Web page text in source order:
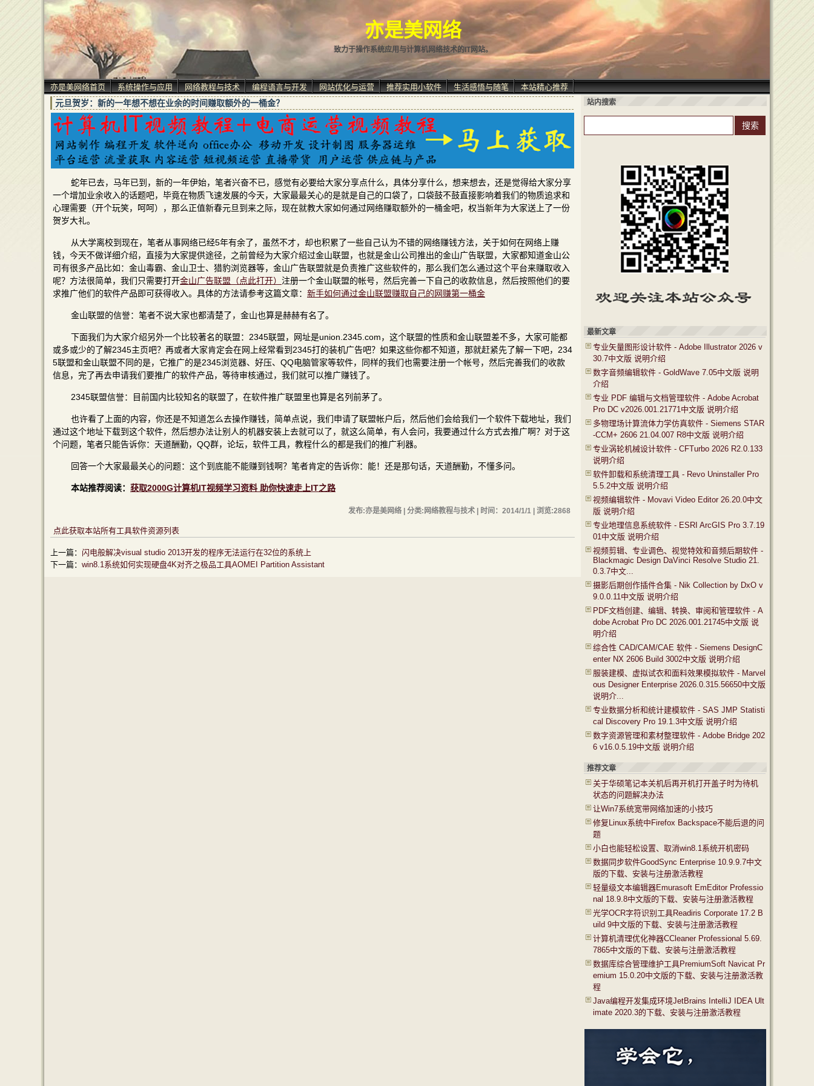
亦是美网络
致力于操作系统应用与计算机网络技术的IT网站。
亦是美网络首页 系统操作与应用 网络教程与技术 编程语言与开发 网站优化与运营 推荐实用小软件 生活感悟与随笔 本站精心推荐
站内搜索
最新文章
专业矢量图形设计软件 - Adobe Illustrator 2026 v
30.7中文版 说明介绍
数字音频编辑软件 - GoldWave 7.05中文版 说明
介绍
专业 PDF 编辑与文档管理软件 - Adobe Acrobat
Pro DC v2026.001.21771中文版 说明介绍
多物理场计算流体力学仿真软件 - Siemens STAR
-CCM+ 2606 21.04.007 R8中文版 说明介绍
专业涡轮机械设计软件 - CFTurbo 2026 R2.0.133
说明介绍
软件卸载和系统清理工具 - Revo Uninstaller Pro
5.5.2中文版 说明介绍
视频编辑软件 - Movavi Video Editor 26.20.0中文
版 说明介绍
专业地理信息系统软件 - ESRI ArcGIS Pro 3.7.19
01中文版 说明介绍
视频剪辑、专业调色、视觉特效和音频后期软件 -
Blackmagic Design DaVinci Resolve Studio 21.
0.3.7中文...
摄影后期创作插件合集 - Nik Collection by DxO v
9.0.0.11中文版 说明介绍
PDF文档创建、编辑、转换、审阅和管理软件 - A
dobe Acrobat Pro DC 2026.001.21745中文版 说
明介绍
综合性 CAD/CAM/CAE 软件 - Siemens DesignC
enter NX 2606 Build 3002中文版 说明介绍
服装建模、虚拟试衣和面料效果模拟软件 - Marvel
ous Designer Enterprise 2026.0.315.56650中文版
说明介...
专业数据分析和统计建模软件 - SAS JMP Statisti
cal Discovery Pro 19.1.3中文版 说明介绍
数字资源管理和素材整理软件 - Adobe Bridge 202
6 v16.0.5.19中文版 说明介绍
推荐文章
关于华硕笔记本关机后再开机打开盖子时为待机
状态的问题解决办法
让Win7系统宽带网络加速的小技巧
修复Linux系统中Firefox Backspace不能后退的问
题
小白也能轻松设置、取消win8.1系统开机密码
数据同步软件GoodSync Enterprise 10.9.9.7中文
版的下载、安装与注册激活教程
轻量级文本编辑器Emurasoft EmEditor Professio
nal 18.9.8中文版的下载、安装与注册激活教程
光学OCR字符识别工具Readiris Corporate 17.2 B
uild 9中文版的下载、安装与注册激活教程
计算机清理优化神器CCleaner Professional 5.69.
7865中文版的下载、安装与注册激活教程
数据库综合管理维护工具PremiumSoft Navicat Pr
emium 15.0.20中文版的下载、安装与注册激活教
程
Java编程开发集成环境JetBrains IntelliJ IDEA Ult
imate 2020.3的下载、安装与注册激活教程
元旦贺岁：新的一年想不想在业余的时间赚取额外的一桶金？
蛇年已去，马年已到，新的一年伊始，笔者兴奋不已，感觉有必要给大家分享点什么，具体分享什么，想来想去，还是觉得给大家分享
一个增加业余收入的话题吧，毕竟在物质飞速发展的今天，大家最最关心的是就是自己的口袋了，口袋鼓不鼓直接影响着我们的物质追求和
心理需要（开个玩笑，呵呵），那么正值新春元旦到来之际，现在就教大家如何通过网络赚取额外的一桶金吧，权当新年为大家送上了一份
贺岁大礼。
从大学离校到现在，笔者从事网络已经5年有余了，虽然不才，却也积累了一些自己认为不错的网络赚钱方法，关于如何在网络上赚
钱，今天不做详细介绍，直接为大家提供途径，之前曾经为大家介绍过金山联盟，也就是金山公司推出的金山广告联盟，大家都知道金山公
司有很多产品比如：金山毒霸、金山卫士、猎豹浏览器等，金山广告联盟就是负责推广这些软件的，那么我们怎么通过这个平台来赚取收入
呢？方法很简单，我们只需要打开金山广告联盟（点此打开） 注册一个金山联盟的帐号，然后完善一下自己的收款信息，然后按照他们的要
求推广他们的软件产品即可获得收入。具体的方法请参考这篇文章： 新手如何通过金山联盟赚取自己的网赚第一桶金
金山联盟的信誉：笔者不说大家也都清楚了，金山也算是赫赫有名了。
下面我们为大家介绍另外一个比较著名的联盟：2345联盟，网址是union.2345.com，这个联盟的性质和金山联盟差不多，大家可能都
或多或少的了解2345主页吧？再或者大家肯定会在网上经常看到2345打的装机广告吧？如果这些你都不知道，那就赶紧先了解一下吧，234
5联盟和金山联盟不同的是，它推广的是2345浏览器、好压、QQ电脑管家等软件，同样的我们也需要注册一个帐号，然后完善我们的收款
信息，完了再去申请我们要推广的软件产品，等待审核通过，我们就可以推广赚钱了。
2345联盟信誉：目前国内比较知名的联盟了，在软件推广联盟里也算是名列前茅了。
也许看了上面的内容，你还是不知道怎么去操作赚钱，简单点说，我们申请了联盟帐户后，然后他们会给我们一个软件下载地址，我们
通过这个地址下载到这个软件，然后想办法让别人的机器安装上去就可以了，就这么简单，有人会问，我要通过什么方式去推广啊？对于这
个问题，笔者只能告诉你：天道酬勤，QQ群，论坛，软件工具，教程什么的都是我们的推广利器。
回答一个大家最最关心的问题：这个到底能不能赚到钱啊？笔者肯定的告诉你：能！还是那句话，天道酬勤，不懂多问。
本站推荐阅读： 获取2000G计算机IT视频学习资料 助你快速走上IT之路
发布:亦是美网络 | 分类:网络教程与技术 | 时间：2014/1/1 | 浏览:2868
点此获取本站所有工具软件资源列表
上一篇： 闪电般解决visual studio 2013开发的程序无法运行在32位的系统上
下一篇： win8.1系统如何实现硬盘4K对齐之极品工具AOMEI Partition Assistant